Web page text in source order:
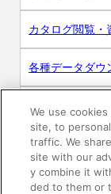
カタログ閲覧・
各種データダウ
WEB見積・各種
交換用部品の購
修理・点検
We use
site, to
traffic. We
site with our
y combine it
ded to them or